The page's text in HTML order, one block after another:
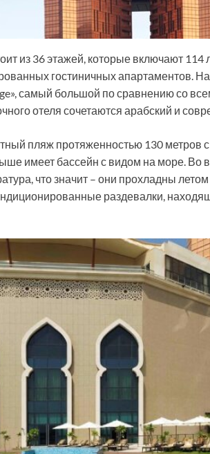
из 36 этажей, которые включают
гостиничных апартаментов.
самый большой по сравнению со
отеля сочетаются арабский и
пляж протяженностью 130
имеет бассейн с видом на море. Во
что значит – они прохладны
раздевалки,